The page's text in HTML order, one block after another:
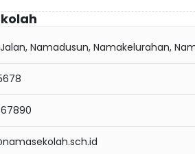
Namadusun, Namakelurahan,